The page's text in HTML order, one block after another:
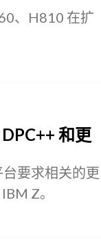
、H810 在扩
和更
要求相关的更
Z。